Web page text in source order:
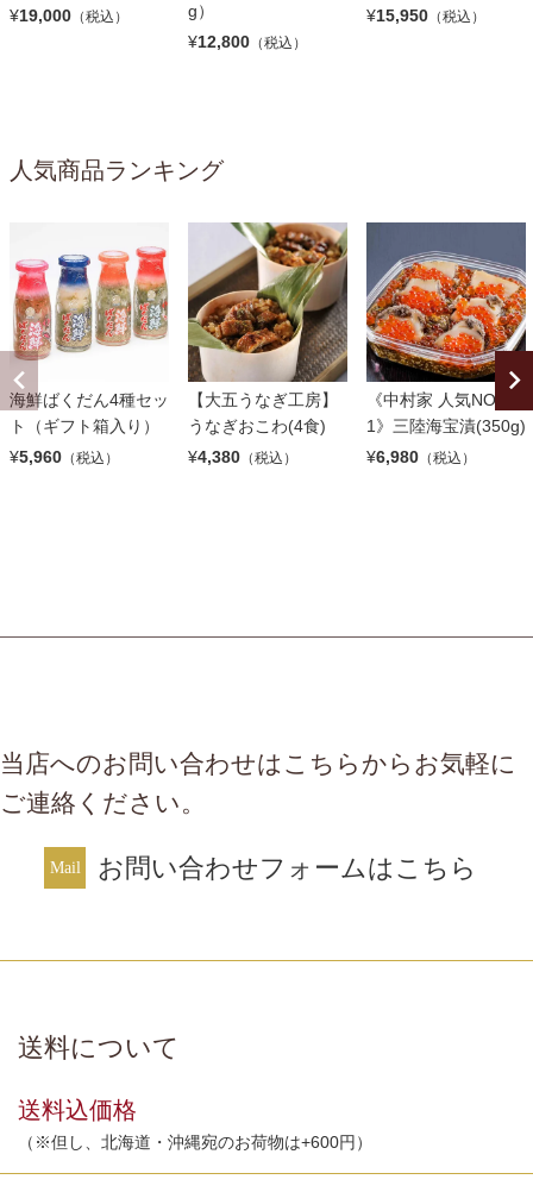
¥19,000 （税込）
g）
¥12,800 （税込）
¥15,950 （税込）
人気商品ランキング
海鮮ばくだん4種セッ
ト（ギフト箱入り）
¥5,960 （税込）
【大五うなぎ工房】
うなぎおこわ(4食)
¥4,380 （税込）
《中村家 人気NO.
1》三陸海宝漬(350g)
¥6,980 （税込）
当店へのお問い合わせはこちらからお気軽に
ご連絡ください。
お問い合わせフォームはこちら
送料について
送料込価格
（※但し、北海道・沖縄宛のお荷物は+600円）